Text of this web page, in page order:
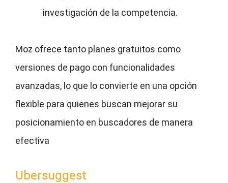
investigación de la competencia.
Moz ofrece tanto planes gratuitos como
versiones de pago con funcionalidades
avanzadas, lo que lo convierte en una opción
flexible para quienes buscan mejorar su
posicionamiento en buscadores de manera
efectiva
Ubersuggest